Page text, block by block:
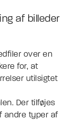
af billeder
over en
for, at
utilsigtet
Der tilføjes
andre typer af